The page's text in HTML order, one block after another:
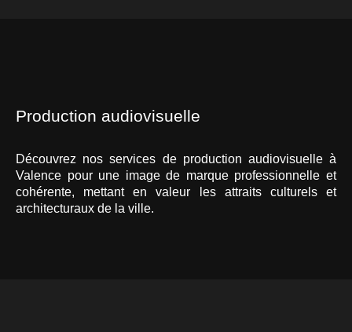
Production audiovisuelle
Découvrez nos services de production audiovisuelle à
Valence pour une image de marque professionnelle et
cohérente, mettant en valeur les attraits culturels et
architecturaux de la ville.